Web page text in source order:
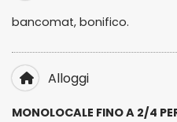
bancomat, bonifico.
Alloggi
MONOLOCALE FINO A 2/4